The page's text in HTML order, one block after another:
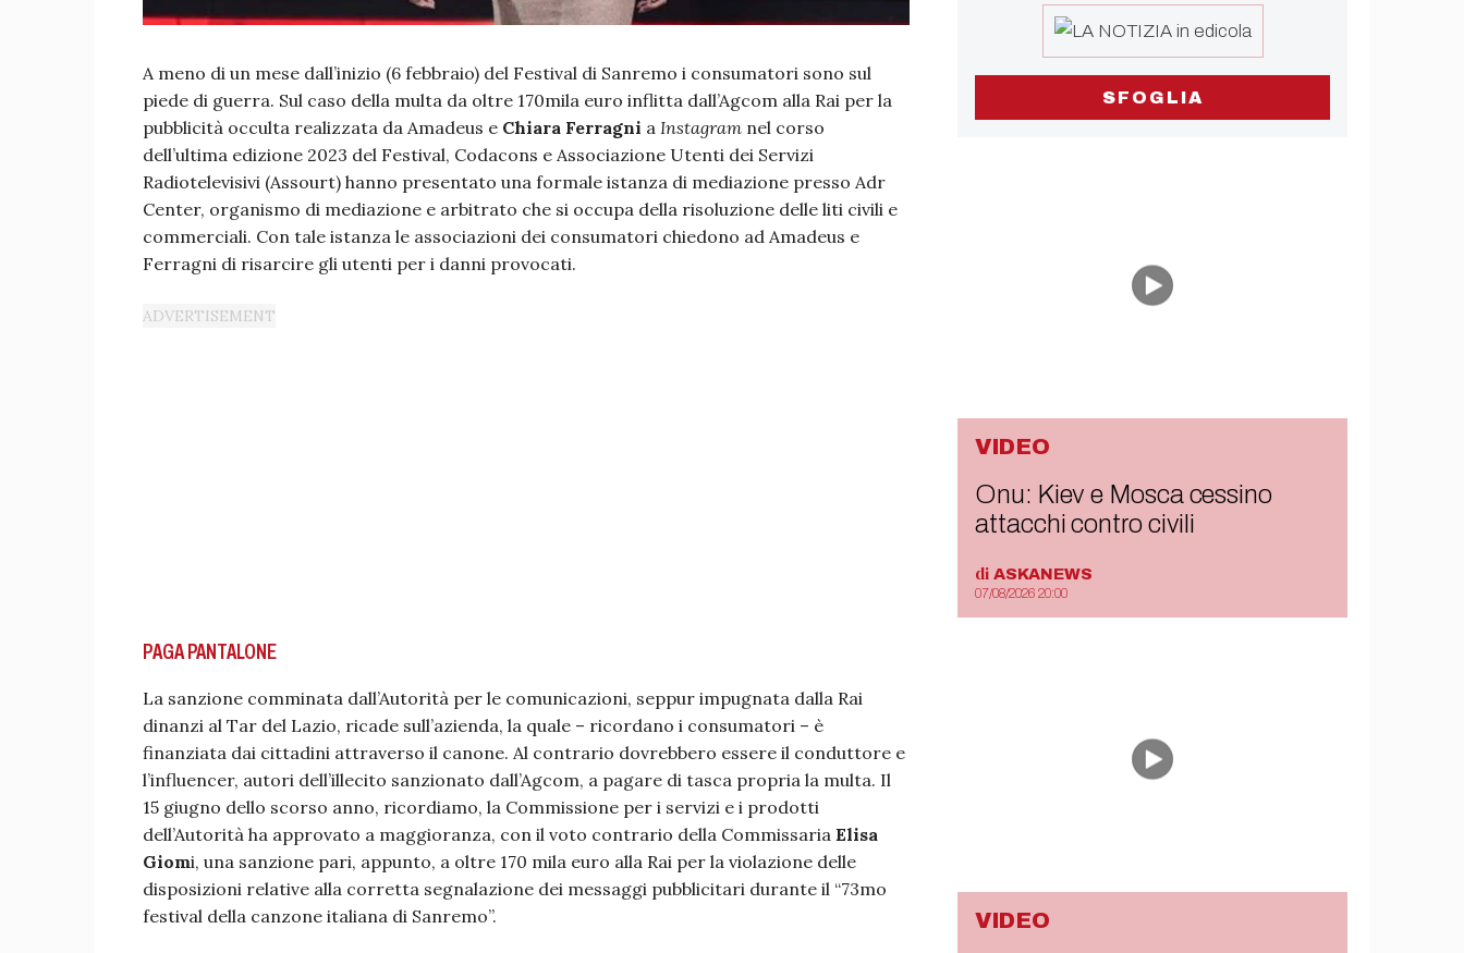
A meno di un mese dall’inizio (6 febbraio) del Festival di Sanremo i consumatori sono sul
piede di guerra. Sul caso della multa da oltre 170mila euro inflitta dall’Agcom alla Rai per la
pubblicità occulta realizzata da Amadeus e Chiara Ferragni a Instagram nel corso
dell’ultima edizione 2023 del Festival, Codacons e Associazione Utenti dei Servizi
Radiotelevisivi (Assourt) hanno presentato una formale istanza di mediazione presso Adr
Center, organismo di mediazione e arbitrato che si occupa della risoluzione delle liti civili e
commerciali. Con tale istanza le associazioni dei consumatori chiedono ad Amadeus e
Ferragni di risarcire gli utenti per i danni provocati.
PAGA PANTALONE
La sanzione comminata dall’Autorità per le comunicazioni, seppur impugnata dalla Rai
dinanzi al Tar del Lazio, ricade sull’azienda, la quale – ricordano i consumatori – è
finanziata dai cittadini attraverso il canone. Al contrario dovrebbero essere il conduttore e
l’influencer, autori dell’illecito sanzionato dall’Agcom, a pagare di tasca propria la multa. Il
15 giugno dello scorso anno, ricordiamo, la Commissione per i servizi e i prodotti
dell’Autorità ha approvato a maggioranza, con il voto contrario della Commissaria Elisa
Giomi, una sanzione pari, appunto, a oltre 170 mila euro alla Rai per la violazione delle
disposizioni relative alla corretta segnalazione dei messaggi pubblicitari durante il “73mo
festival della canzone italiana di Sanremo”.
SFOGLIA
VIDEO
Onu: Kiev e Mosca cessino
attacchi contro civili
di ASKANEWS
07/08/2026 20:00
VIDEO